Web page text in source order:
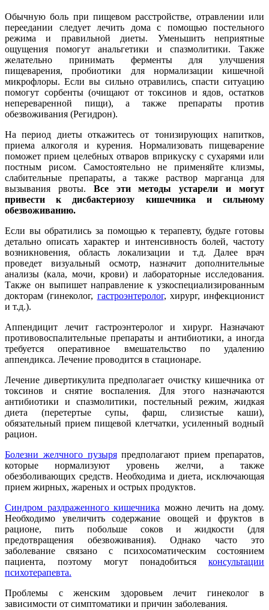
Обычную боль при пищевом расстройстве, отравлении или
переедании следует лечить дома с помощью постельного
режима и правильной диеты. Уменьшить неприятные
ощущения помогут анальгетики и спазмолитики. Также
желательно принимать ферменты для улучшения
пищеварения, пробиотики для нормализации кишечной
микрофлоры. Если вы сильно отравились, спасти ситуацию
помогут сорбенты (очищают от токсинов и ядов, остатков
непереваренной пищи), а также препараты против
обезвоживания (Регидрон).
На период диеты откажитесь от тонизирующих напитков,
приема алкоголя и курения. Нормализовать пищеварение
поможет прием целебных отваров вприкуску с сухарями или
постным рисом. Самостоятельно не применяйте клизмы,
слабительные препараты, а также раствор марганца для
вызывания рвоты. Все эти методы устарели и могут
привести к дисбактериозу кишечника и сильному
обезвоживанию.
Если вы обратились за помощью к терапевту, будьте готовы
детально описать характер и интенсивность болей, частоту
возникновения, область локализации и т.д. Далее врач
проведет визуальный осмотр, назначит дополнительные
анализы (кала, мочи, крови) и лабораторные исследования.
Также он выпишет направление к узкоспециализированным
докторам (гинеколог, гастроэнтеролог, хирург, инфекционист
и т.д.).
Аппендицит лечит гастроэнтеролог и хирург. Назначают
противовоспалительные препараты и антибиотики, а иногда
требуется оперативное вмешательство по удалению
аппендикса. Лечение проводится в стационаре.
Лечение дивертикулита предполагает очистку кишечника от
токсинов и снятие воспаления. Для этого назначаются
антибиотики и спазмолитики, постельный режим, жидкая
диета (перетертые супы, фарш, слизистые каши),
обязательный прием пищевой клетчатки, усиленный водный
рацион.
Болезни желчного пузыряпредполагают прием препаратов,
которые нормализуют уровень желчи, а также
обезболивающих средств. Необходима и диета, исключающая
прием жирных, жареных и острых продуктов.
Синдром раздраженного кишечника можно лечить на дому.
Необходимо увеличить содержание овощей и фруктов в
рационе, пить побольше соков и жидкости (для
предотвращения обезвоживания). Однако часто это
заболевание связано с психосоматическим состоянием
пациента, поэтому могут понадобиться консультации
психотерапевта.
Проблемы с женским здоровьем лечит гинеколог в
зависимости от симптоматики и причин заболевания.